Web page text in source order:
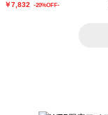
￥7,832 -20%OFF-